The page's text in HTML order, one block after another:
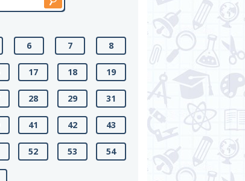
6 7 8
17 18 19
28 29 31
41 42 43
52 53 54